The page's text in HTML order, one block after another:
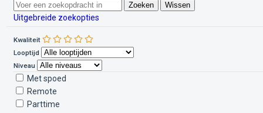
Zoeken Wissen
Uitgebreide zoekopties
Kwaliteit
Looptijd
Niveau
Met spoed
Remote
Parttime